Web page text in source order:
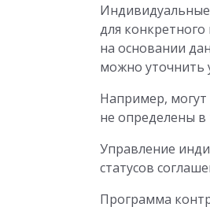
для
на основании
можно уточнить
Например, могут
не определены в
Управление
статусов
Программа